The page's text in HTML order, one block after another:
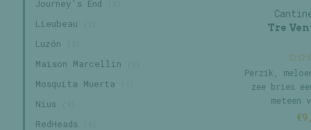
Journey's End
Lieubeau
Luzón
Maison Marcellin
Mosquita Muerta
Nius
RedHeads
Tre
Perzik,
zee bries
meteen